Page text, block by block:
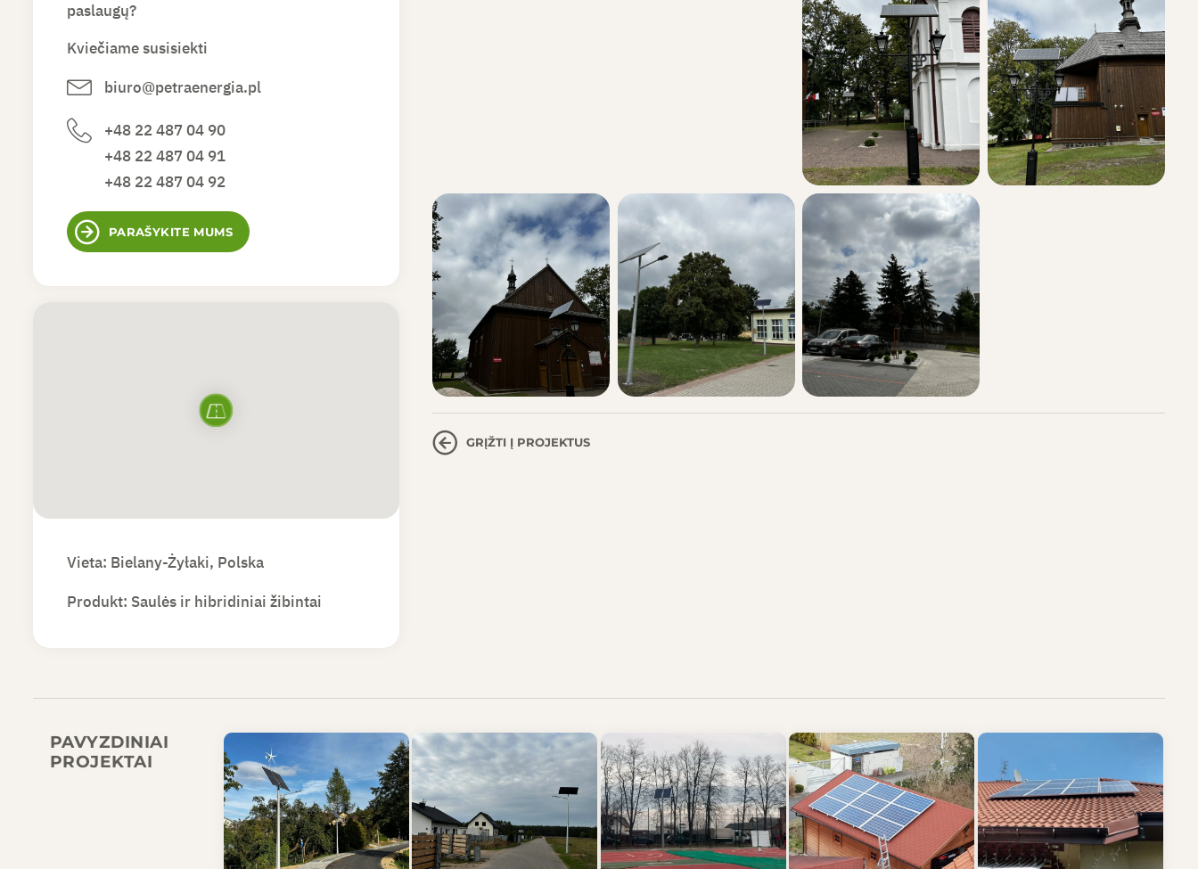
GRĮŽTI Į PROJEKTUS
paslaugų?
Kviečiame susisiekti
biuro@petraenergia.pl
+48 22 487 04 90
+48 22 487 04 91
+48 22 487 04 92
PARAŠYKITE MUMS
Vieta: Bielany-Żyłaki, Polska
Produkt: Saulės ir hibridiniai žibintai
PAVYZDINIAI
PROJEKTAI